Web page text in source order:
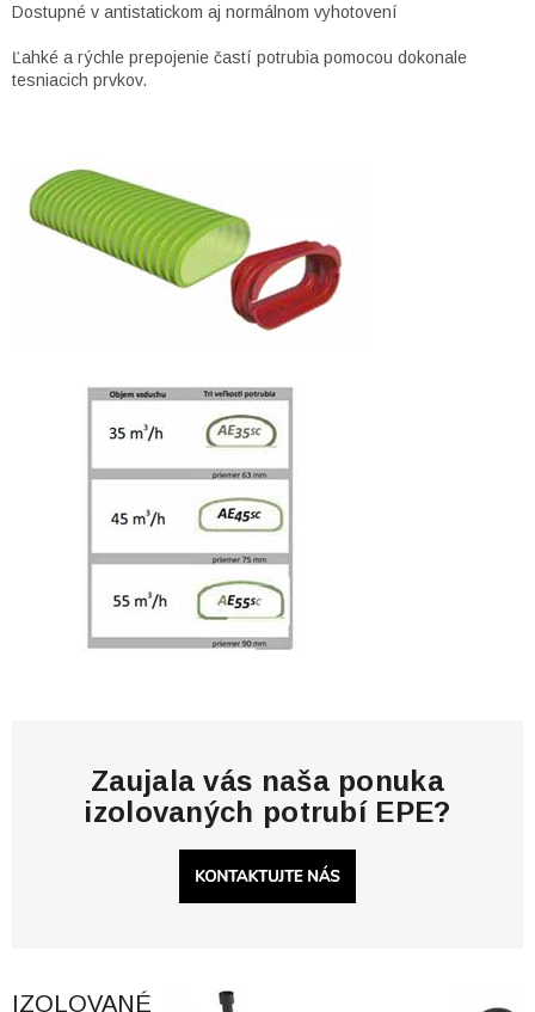
Dostupné v antistatickom aj normálnom vyhotovení
Ľahké a rýchle prepojenie častí potrubia pomocou dokonale
tesniacich prvkov.
Zaujala vás naša ponuka
izolovaných potrubí EPE?
IZOLOVANÉ